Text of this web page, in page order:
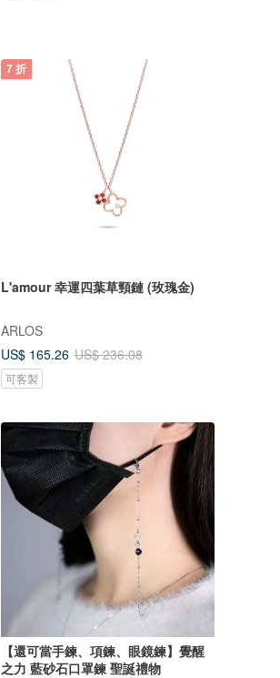
7 折
L'amour 幸運四葉草頸鏈 (玫瑰金)
ARLOS
US$ 165.26 US$ 236.08
可客製
【還可當手鍊、項鍊、眼鏡鍊】覺醒
之力 藍砂石口罩鍊 聖誕禮物